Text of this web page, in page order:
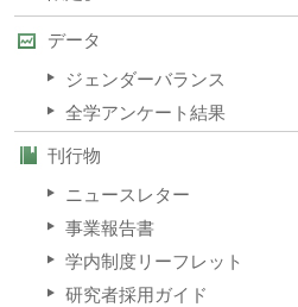
データ
ジェンダーバランス
全学アンケート結果
刊行物
ニュースレター
事業報告書
学内制度リーフレット
研究者採用ガイド